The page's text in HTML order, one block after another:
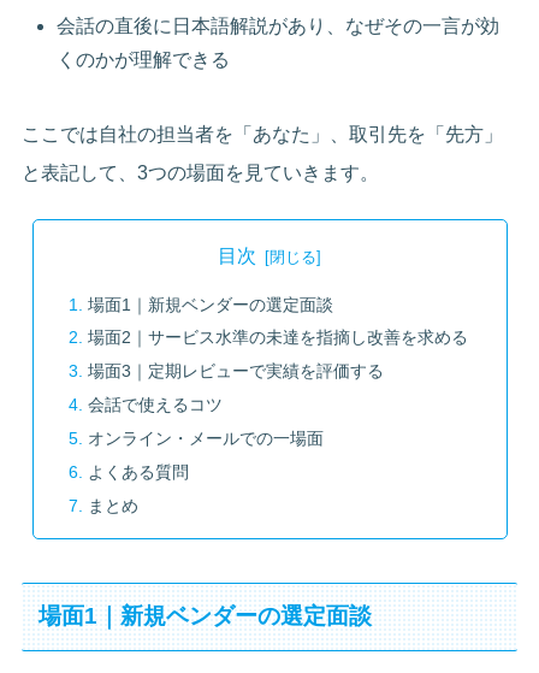
会話の直後に日本語解説があり、なぜその一言が効
くのかが理解できる
ここでは自社の担当者を「あなた」、取引先を「先方」
と表記して、3つの場面を見ていきます。
目次
場面1｜新規ベンダーの選定面談
場面2｜サービス水準の未達を指摘し改善を求める
場面3｜定期レビューで実績を評価する
会話で使えるコツ
オンライン・メールでの一場面
よくある質問
まとめ
場面1｜新規ベンダーの選定面談